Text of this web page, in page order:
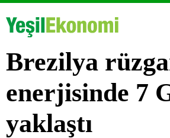
Brezilya
enerjisinde 7
yaklaştı